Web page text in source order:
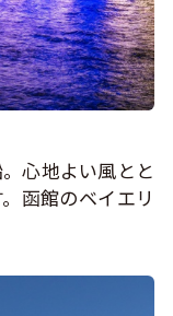
心地よい風とと
函館のベイエリ